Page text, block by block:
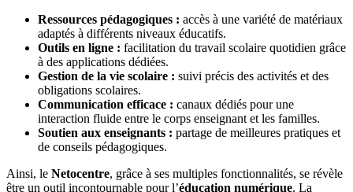
Ressources pédagogiques : accès à une variété de matériaux
adaptés à différents niveaux éducatifs.
Outils en ligne : facilitation du travail scolaire quotidien grâce
à des applications dédiées.
Gestion de la vie scolaire : suivi précis des activités et des
obligations scolaires.
Communication efficace : canaux dédiés pour une
interaction fluide entre le corps enseignant et les familles.
Soutien aux enseignants : partage de meilleures pratiques et
de conseils pédagogiques.
Ainsi, le Netocentre, grâce à ses multiples fonctionnalités, se révèle
être un outil incontournable pour l’éducation numérique. La